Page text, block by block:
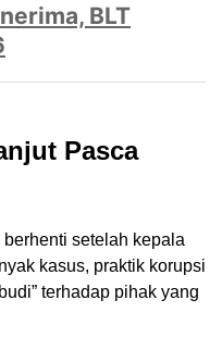
BLT
Pasca
setelah kepala
kasus, praktik korupsi
terhadap pihak yang